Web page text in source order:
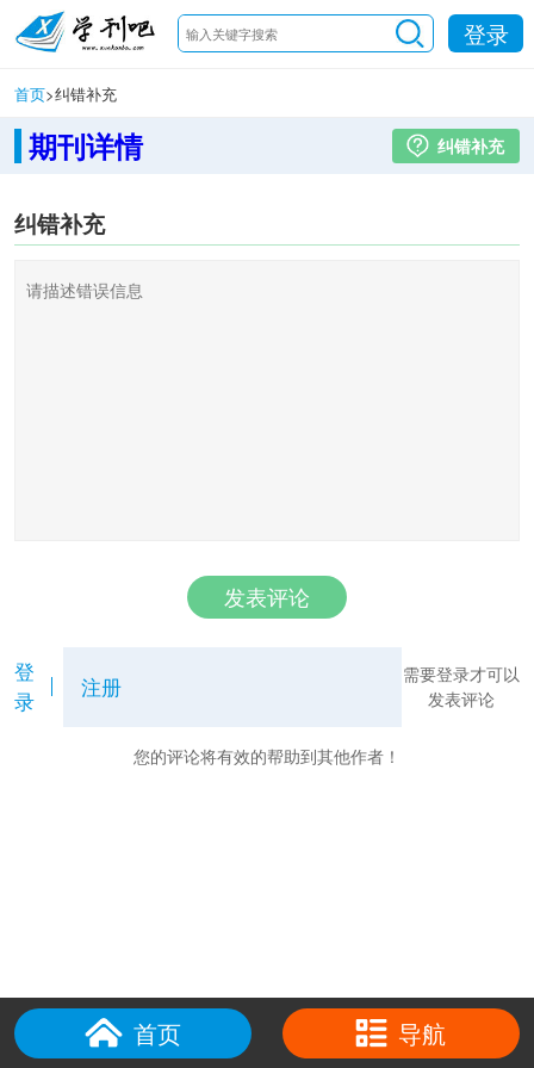
登录
首页>纠错补充
期刊详情 纠错补充
纠错补充
发表评论
登
录
注册
需要登录才可以
发表评论
您的评论将有效的帮助到其他作者！
首页 导航